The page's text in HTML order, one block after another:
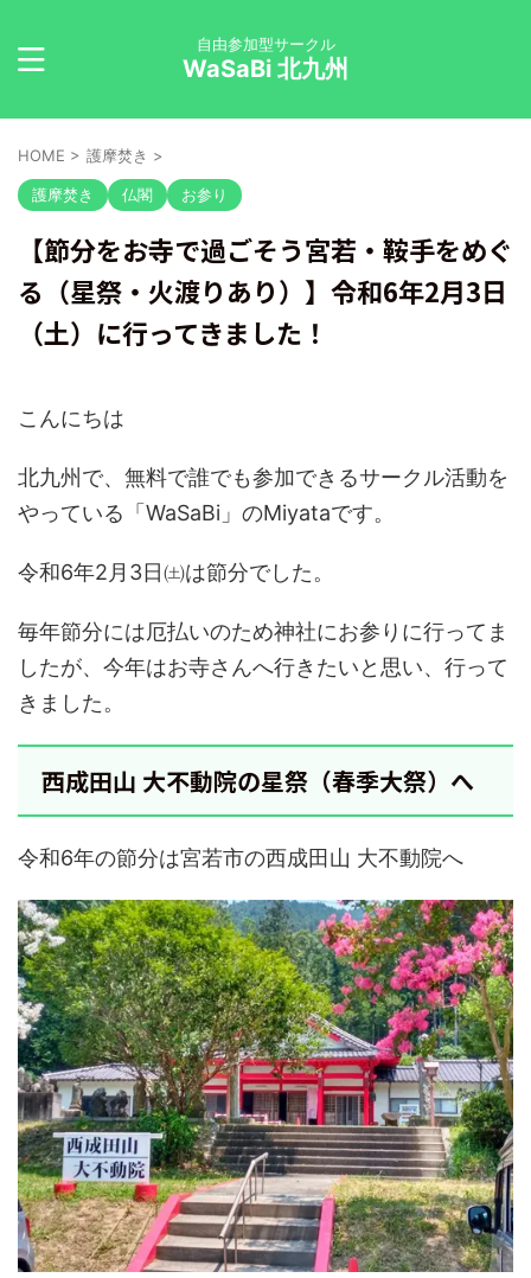
自由参加型サークル
WaSaBi 北九州
HOME > 護摩焚き >
護摩焚き 仏閣 お参り
【節分をお寺で過ごそう宮若・鞍手をめぐ
る（星祭・火渡りあり）】令和6年2月3日
（土）に行ってきました！
こんにちは
北九州で、無料で誰でも参加できるサークル活動を
やっている「WaSaBi」のMiyataです。
令和6年2月3日㈯は節分でした。
毎年節分には厄払いのため神社にお参りに行ってま
したが、今年はお寺さんへ行きたいと思い、行って
きました。
西成田山 大不動院の星祭（春季大祭）へ
令和6年の節分は宮若市の西成田山 大不動院へ